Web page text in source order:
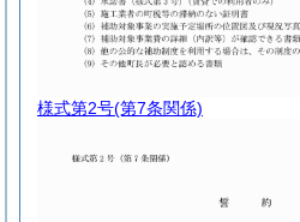
様式第2号(第7条関係)